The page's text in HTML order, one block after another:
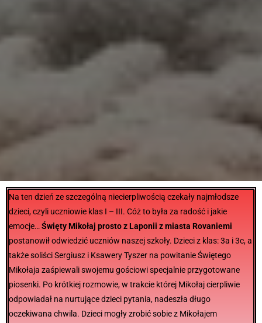
Na ten dzień ze szczególną niecierpliwością czekały najmłodsze
dzieci, czyli uczniowie klas I – III. Cóż to była za radość i jakie
emocje…Święty Mikołaj prosto z Laponii z miasta Rovaniemi
postanowił odwiedzić uczniów naszej szkoły. Dzieci z klas: 3a i 3c, a
także soliści Sergiusz i Ksawery Tyszer na powitanie Świętego
Mikołaja zaśpiewali swojemu gościowi specjalnie przygotowane
piosenki. Po krótkiej rozmowie, w trakcie której Mikołaj cierpliwie
odpowiadał na nurtujące dzieci pytania, nadeszła długo
oczekiwana chwila. Dzieci mogły zrobić sobie z Mikołajem